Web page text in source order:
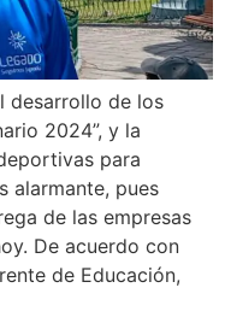
desarrollo de los
2024”, y la
para
alarmante, pues
de las empresas
De acuerdo con
de Educación,